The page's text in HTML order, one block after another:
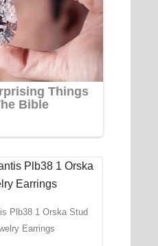
Plb38 1 Orska Stud
Earrings